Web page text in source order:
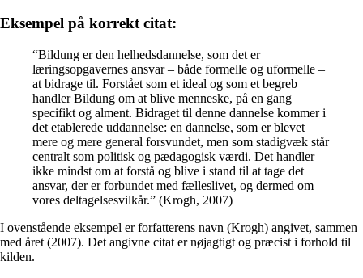
Eksempel på korrekt citat:
“Bildung er den helhedsdannelse, som det er
læringsopgavernes ansvar – både formelle og uformelle –
at bidrage til. Forstået som et ideal og som et begreb
handler Bildung om at blive menneske, på en gang
specifikt og alment. Bidraget til denne dannelse kommer i
det etablerede uddannelse: en dannelse, som er blevet
mere og mere general forsvundet, men som stadigvæk står
centralt som politisk og pædagogisk værdi. Det handler
ikke mindst om at forstå og blive i stand til at tage det
ansvar, der er forbundet med fælleslivet, og dermed om
vores deltagelsesvilkår.” (Krogh, 2007)
I ovenstående eksempel er forfatterens navn (Krogh) angivet, sammen
med året (2007). Det angivne citat er nøjagtigt og præcist i forhold til
kilden.